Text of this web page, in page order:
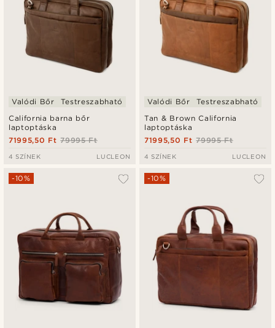
California barna bőr
laptoptáska
Valódi Bőr Testreszabható
79995 Ft
71995,50 Ft
4 SZÍNEK LUCLEON
Tan & Brown California
laptoptáska
Valódi Bőr Testreszabható
79995 Ft
71995,50 Ft
4 SZÍNEK LUCLEON
-10% -10%